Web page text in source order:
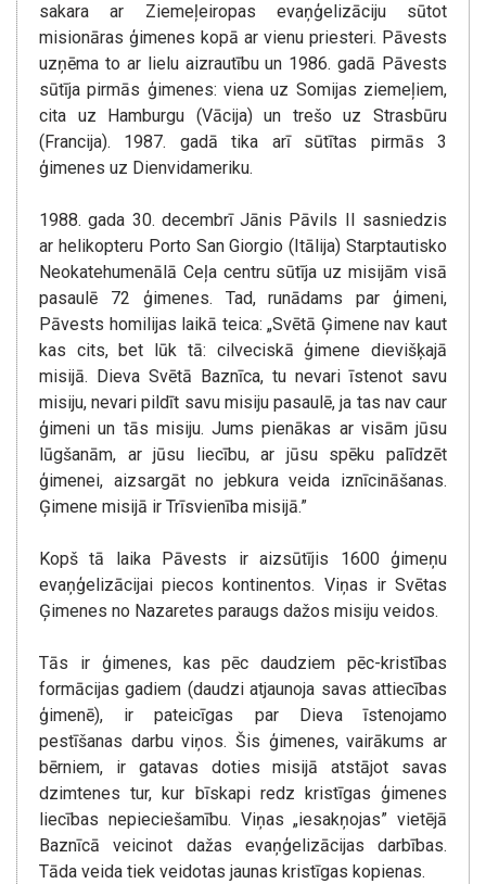
sakara ar Ziemeļeiropas evaņģelizāciju sūtot
misionāras ģimenes kopā ar vienu priesteri. Pāvests
uzņēma to ar lielu aizrautību un 1986. gadā Pāvests
sūtīja pirmās ģimenes: viena uz Somijas ziemeļiem,
cita uz Hamburgu (Vācija) un trešo uz Strasbūru
(Francija). 1987. gadā tika arī sūtītas pirmās 3
ģimenes uz Dienvidameriku.
1988. gada 30. decembrī Jānis Pāvils II sasniedzis
ar helikopteru Porto San Giorgio (Itālija) Starptautisko
Neokatehumenālā Ceļa centru sūtīja uz misijām visā
pasaulē 72 ģimenes. Tad, runādams par ģimeni,
Pāvests homilijas laikā teica: „Svētā Ģimene nav kaut
kas cits, bet lūk tā: cilveciskā ģimene dievišķajā
misijā. Dieva Svētā Baznīca, tu nevari īstenot savu
misiju, nevari pildīt savu misiju pasaulē, ja tas nav caur
ģimeni un tās misiju. Jums pienākas ar visām jūsu
lūgšanām, ar jūsu liecību, ar jūsu spēku palīdzēt
ģimenei, aizsargāt no jebkura veida iznīcināšanas.
Ģimene misijā ir Trīsvienība misijā.”
Kopš tā laika Pāvests ir aizsūtījis 1600 ģimeņu
evaņģelizācijai piecos kontinentos. Viņas ir Svētas
Ģimenes no Nazaretes paraugs dažos misiju veidos.
Tās ir ģimenes, kas pēc daudziem pēc-kristības
formācijas gadiem (daudzi atjaunoja savas attiecības
ģimenē), ir pateicīgas par Dieva īstenojamo
pestīšanas darbu viņos. Šis ģimenes, vairākums ar
bērniem, ir gatavas doties misijā atstājot savas
dzimtenes tur, kur bīskapi redz kristīgas ģimenes
liecības nepieciešamību. Viņas „iesakņojas” vietējā
Baznīcā veicinot dažas evaņģelizācijas darbības.
Tāda veida tiek veidotas jaunas kristīgas kopienas.